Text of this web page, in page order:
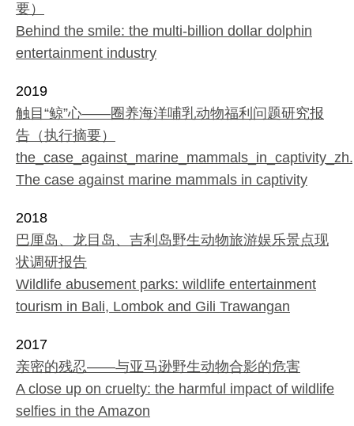
要）
Behind the smile: the multi-billion dollar dolphin
entertainment industry
2019
触目“鲸”心——圈养海洋哺乳动物福利问题研究报
告（执行摘要）
The case against marine mammals in captivity
2018
巴厘岛、龙目岛、吉利岛野生动物旅游娱乐景点现
状调研报告
Wildlife abusement parks: wildlife entertainment
tourism in Bali, Lombok and Gili Trawangan
2017
亲密的残忍——与亚马逊野生动物合影的危害
A close up on cruelty: the harmful impact of wildlife
selfies in the Amazon